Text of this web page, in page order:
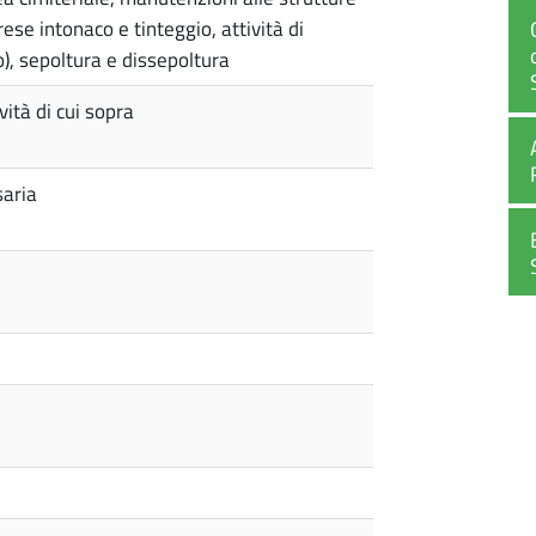
intonaco e tinteggio, attività di
sepoltura e dissepoltura
di cui sopra